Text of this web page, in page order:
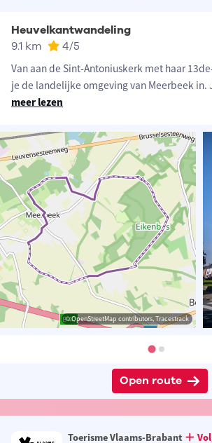
Heuvelkantwandeling
9.1 km 4/5
Van aan de Sint-Antoniuskerk met haar
je de landelijke omgeving van Meerbeek in.
meer lezen
© OpenStreetMap contributors, Tracestrack
Open route
Toerisme Vlaams-Brabant